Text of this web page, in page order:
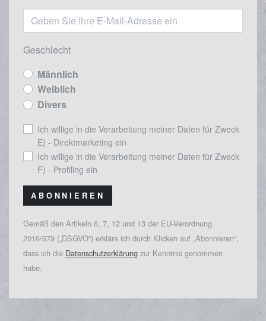
Geschlecht
Männlich
Weiblich
Divers
Ich willige in die Verarbeitung meiner Daten für Zweck
E) - Direktmarketing ein
Ich willige in die Verarbeitung meiner Daten für Zweck
F) - Profiling ein
ABONNIEREN
Gemäß den Artikeln 6, 7, 12 und 13 der EU-Verordnung
2016/679 („DSGVO“) erkläre ich durch Klicken auf „Abonnieren“,
dass ich die Datenschutzerklärung zur Kenntnis genommen
habe.